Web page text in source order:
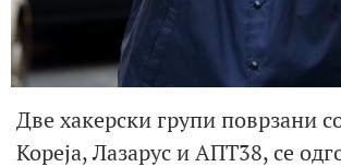
Две хакерски групи поврзани
Кореја, Лазарус и АПТ38, се